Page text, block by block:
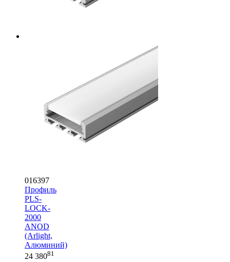
016397
Профиль
PLS-
LOCK-
2000
ANOD
(Arlight,
Алюминий)
24 38081